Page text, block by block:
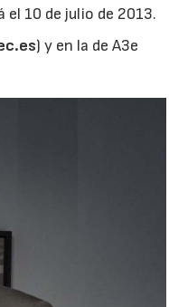
10 de julio de 2013.
) y en la de A3e